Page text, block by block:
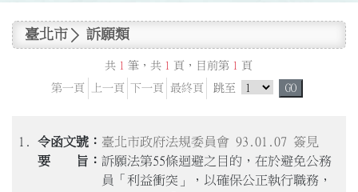
臺北市 訴願類
共 1 筆，共 1 頁，目前第 1
頁
第一頁
上一頁 下一頁 最終頁 跳至 跳頁選單 GO
1.
臺北市政府法規委員會 93.01.07 簽見
訴願法第55條迴避之目的，在於避免公務
員「利益衝突」，以確保公正執行職務，